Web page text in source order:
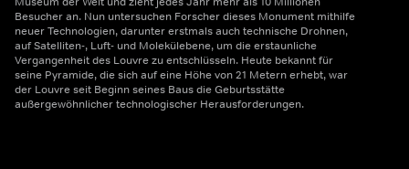
Besucher an. Nun untersuchen Forscher dieses Monument mithilfe
neuer Technologien, darunter erstmals auch technische Drohnen,
auf Satelliten-, Luft- und Molekülebene, um die erstaunliche
Vergangenheit des Louvre zu entschlüsseln. Heute bekannt für
seine Pyramide, die sich auf eine Höhe von 21 Metern erhebt, war
der Louvre seit Beginn seines Baus die Geburtsstätte
außergewöhnlicher technologischer Herausforderungen.